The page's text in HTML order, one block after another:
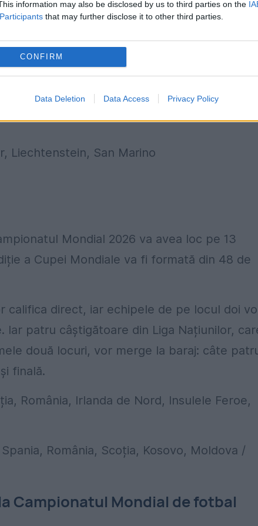
information may also be disclosed by us to third parties on the
that may further disclose it to other third parties.
CONFIRM
Data Deletion Data Access Privacy Policy
Polonia, Ungaria, Serbia, Grecia,
Georgia, Macedonia de Nord, Islanda,
Kosovo, Kazahstan, Azerbaidjan, Estonia,
Liechtenstein, San Marino
Mondial 2026 va avea loc pe 13
a Cupei Mondiale va fi formată din 48 de
califica direct, iar echipele de pe locul doi
patru câștigătoare din Liga Națiunilor,
două locuri, vor merge la baraj: câte
finală.
România, Irlanda de Nord, Insulele Feroe,
România, Scoția, Kosovo, Moldova /
Campionatul Mondial de fotbal